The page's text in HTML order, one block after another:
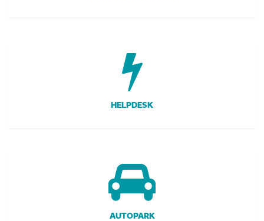
HELPDESK
AUTOPARK